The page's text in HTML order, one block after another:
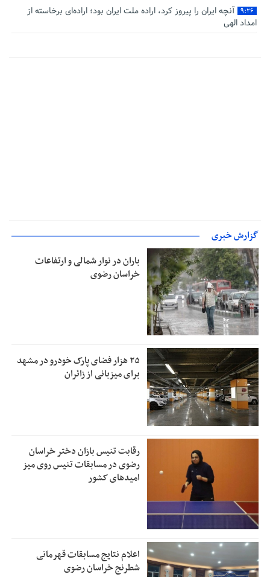
۹:۲۶
آنچه ایران را پیروز کرد، اراده ملت ایران بود؛ اراده‌ای برخاسته از
امداد الهی
گزارش خبری
باران در نوار شمالی و ارتفاعات
خراسان رضوی
۲۵ هزار فضای پارک خودرو در مشهد
برای میزبانی از زائران
رقابت تنیس بازان دختر خراسان
رضوی در مسابقات تنیس روی میز
امیدهای کشور
اعلام نتایج مسابقات قهرمانی
شطرنج خراسان رضوی